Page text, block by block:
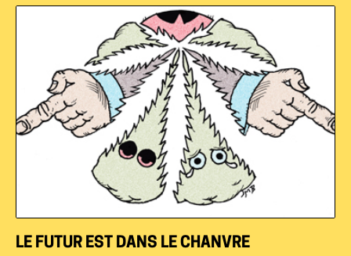
LE FUTUR EST DANS LE CHANVRE